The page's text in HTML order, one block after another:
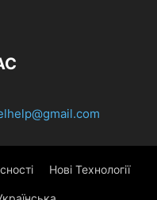
Нові Технології